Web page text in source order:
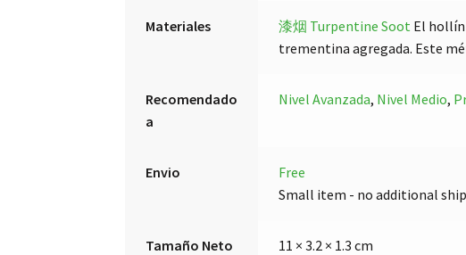
Materiales 漆烟 Turpentine Soot El
trementina agregada. Este
Recomendado
a
Nivel Avanzada, Nivel Medio,
Envio
Free
Small item - no additional
Tamaño Neto 11 × 3.2 × 1.3 cm